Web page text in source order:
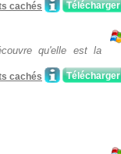
Télécharger
cachés
qu'elle est la
Télécharger
cachés